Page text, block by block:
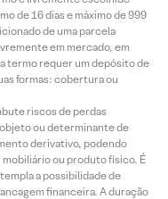
de 16 dias e máximo de 999
de uma parcela
em mercado, em
termo requer um depósito de
formas: cobertura ou
riscos de perdas
ou determinante de
derivativo, podendo
ou produto físico. É
a possibilidade de
financeira. A duração